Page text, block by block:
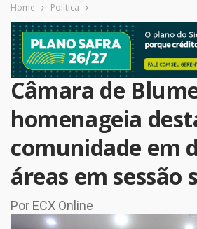
Home Política
Câmara de
homenageia
comunidade em
áreas em sessão
Por ECX Online